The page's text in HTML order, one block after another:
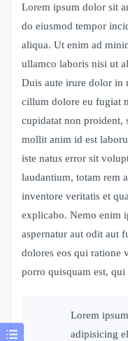
Lorem ipsum dolor sit
do eiusmod tempor
aliqua. Ut enim ad
ullamco laboris nisi ut
Duis aute irure dolor in
cillum dolore eu fugiat
cupidatat non proident,
mollit anim id est
iste natus error sit
laudantium, totam rem
inventore veritatis et
explicabo. Nemo enim
aspernatur aut odit aut
dolores eos qui ratione
porro quisquam est, qui
Lorem
adipisicing